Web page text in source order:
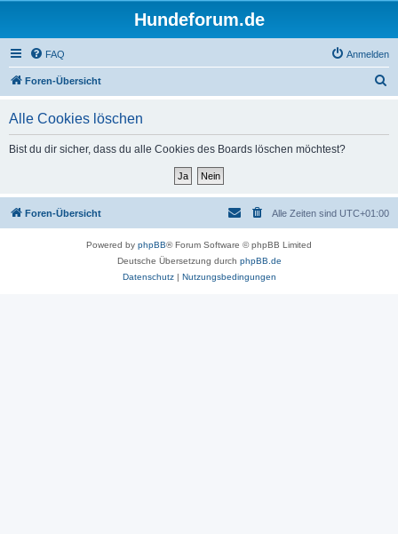
Hundeforum.de
FAQ Anmelden
Foren-Übersicht
Alle Cookies löschen
Bist du dir sicher, dass du alle Cookies des Boards löschen möchtest?
Foren-Übersicht Alle Zeiten sind UTC+01:00
Powered by phpBB® Forum Software © phpBB Limited
Deutsche Übersetzung durch phpBB.de
Datenschutz| Nutzungsbedingungen